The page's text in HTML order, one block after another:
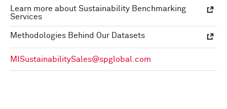
Learn more about Sustainability Benchmarking
Services
Methodologies Behind Our Datasets
MISustainabilitySales@spglobal.com